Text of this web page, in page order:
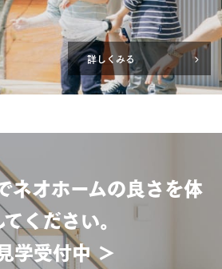
詳しくみる
ネオホームの良さを体
ください。
学受付中 ＞